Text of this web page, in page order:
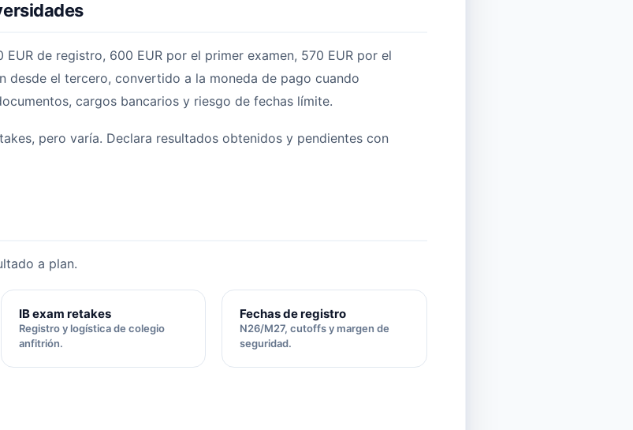
de registro, 600 EUR por el primer examen, 570 EUR por el
desde el tercero, convertido a la moneda de pago cuando
cargos bancarios y riesgo de fechas límite.
pero varía. Declara resultados obtenidos y pendientes con
a plan.
IB exam retakes
Registro y logística de colegio
anfitrión.
Fechas de registro
N26/M27, cutoffs y margen de
seguridad.